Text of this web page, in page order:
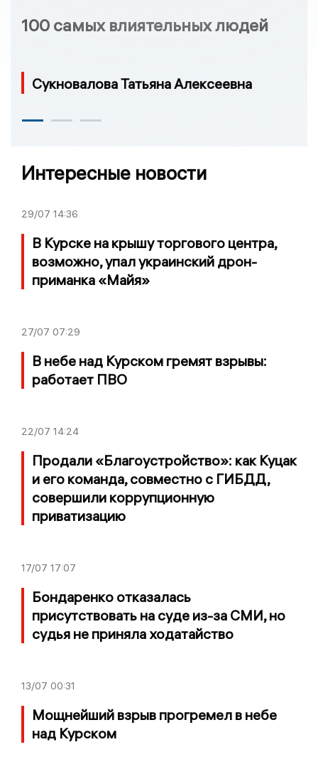
100 самых влиятельных людей
Сукновалова Татьяна Алексеевна
Интересные новости
29/07 14:36
В Курске на крышу торгового центра,
возможно, упал украинский дрон-
приманка «Майя»
27/07 07:29
В небе над Курском гремят взрывы:
работает ПВО
22/07 14:24
Продали «Благоустройство»: как Куцак
и его команда, совместно с ГИБДД,
совершили коррупционную
приватизацию
17/07 17:07
Бондаренко отказалась
присутствовать на суде из-за СМИ, но
судья не приняла ходатайство
13/07 00:31
Мощнейший взрыв прогремел в небе
над Курском